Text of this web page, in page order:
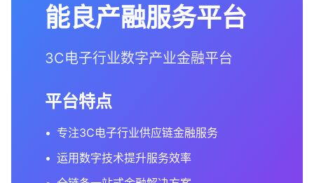
能良产融服务平台
3C电子行业数字产业金融平台
平台特点
• 专注3C电子行业供应链金融服务
• 运用数字技术提升服务效率